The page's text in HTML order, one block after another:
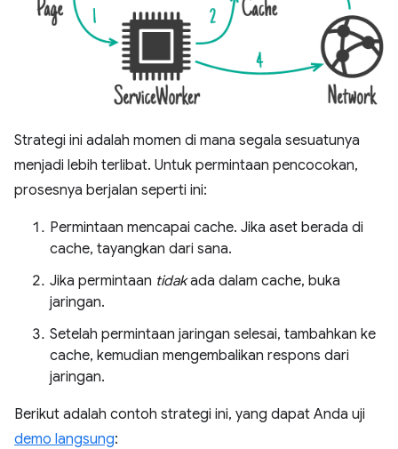
Strategi ini adalah momen di mana segala sesuatunya
menjadi lebih terlibat. Untuk permintaan pencocokan,
prosesnya berjalan seperti ini:
Permintaan mencapai cache. Jika aset berada di
cache, tayangkan dari sana.
Jika permintaan tidakada dalam cache, buka
jaringan.
Setelah permintaan jaringan selesai, tambahkan ke
cache, kemudian mengembalikan respons dari
jaringan.
Berikut adalah contoh strategi ini, yang dapat Anda uji
demo langsung: